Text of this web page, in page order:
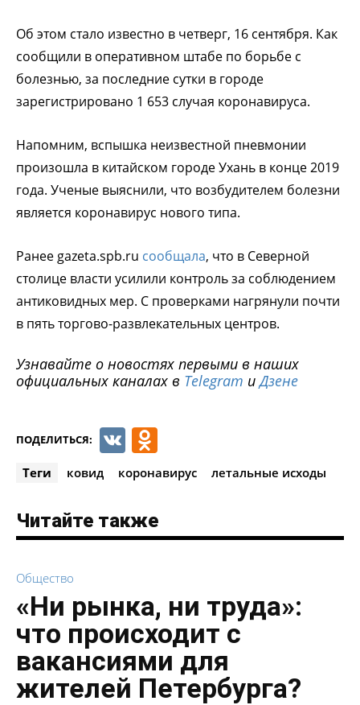
Об этом стало известно в четверг, 16 сентября. Как
сообщили в оперативном штабе по борьбе с
болезнью, за последние сутки в городе
зарегистрировано 1 653 случая коронавируса.
Напомним, вспышка неизвестной пневмонии
произошла в китайском городе Ухань в конце 2019
года. Ученые выяснили, что возбудителем болезни
является коронавирус нового типа.
Ранее gazeta.spb.ru сообщала, что в Северной
столице власти усилили контроль за соблюдением
антиковидных мер. С проверками нагрянули почти
в пять торгово-развлекательных центров.
Узнавайте о новостях первыми в наших
официальных каналах в Telegram иДзене
ПОДЕЛИТЬСЯ: VK
Теги ковид коронавирус летальные исходы
Читайте также
Общество
«Ни рынка, ни труда»:
что происходит с
вакансиями для
жителей Петербурга?